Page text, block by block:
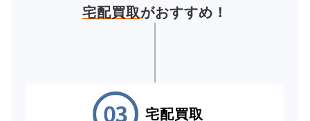
宅配買取がおすすめ！
宅配買取